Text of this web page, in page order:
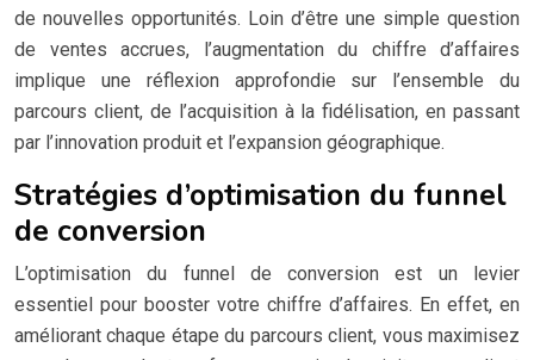
de nouvelles opportunités. Loin d’être une simple question
de ventes accrues, l’augmentation du chiffre d’affaires
implique une réflexion approfondie sur l’ensemble du
parcours client, de l’acquisition à la fidélisation, en passant
par l’innovation produit et l’expansion géographique.
Stratégies d’optimisation du funnel
de conversion
L’optimisation du funnel de conversion est un levier
essentiel pour booster votre chiffre d’affaires. En effet, en
améliorant chaque étape du parcours client, vous maximisez